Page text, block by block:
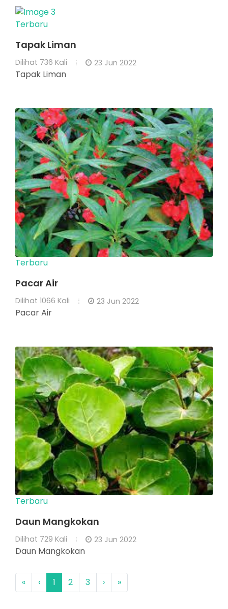
Terbaru
Tapak Liman
Dilihat 736 Kali 23 Jun 2022
Tapak Liman
Terbaru
Pacar Air
Dilihat 1066 Kali 23 Jun 2022
Pacar Air
Terbaru
Daun Mangkokan
Dilihat 729 Kali 23 Jun 2022
Daun Mangkokan
« ‹ 1 2 3 › »